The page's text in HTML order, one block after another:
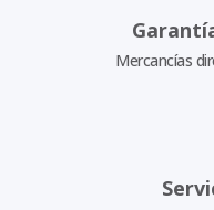
Mercancías